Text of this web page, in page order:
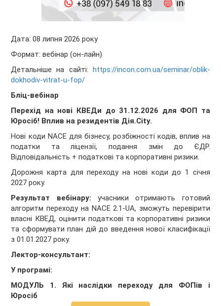
Дата: 08 липня 2026 року
Формат:вебінар (он-лайн)
Детальніше на сайті: https://incon.com.ua/seminar/oblik-
dokhodiv-vitrat-u-fop/
Бліц-вебінар
Перехід на нові КВЕДи до 31.12.2026 для ФОП та
Юросіб! Вплив на резидентів Дія.City.
Нові коди NACEдлябізнесу,розбіжності кодів,вплив на
податки таліцензії, подання змін до ЄДР.
Відповідальність +податкові такорпоративні ризики.
Дорожня карта для переходу нанові коди до 1 січня
2027 року.
Результат вебінару: учасники отримають
готовий
алгоритм переходу на NACE2.1-UA, зможуть перевірити
власні КВЕД, оцінити податкові та корпоративні ризики
та сформувати план дій до введення нової класифікації
з 01.01.2027 року.
Лектор-консультант:
У програмі:
МОДУЛЬ 1. Які наслідки переходу для ФОПів і
Юросіб